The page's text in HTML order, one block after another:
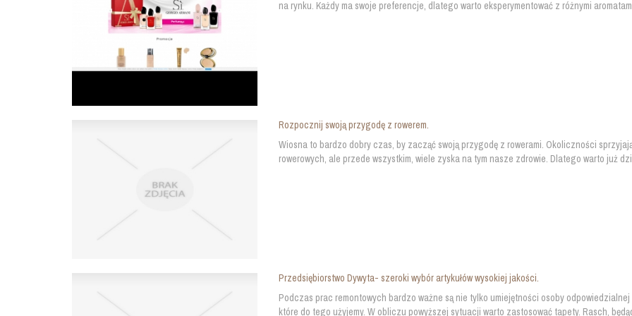
na rynku. Każdy ma swoje preferencje, dlatego warto eksperymentować z różnymi
Rozpocznij swoją przygodę z rowerem.
Wiosna to bardzo dobry czas, by zacząć swoją przygodę z rowerami. Okoliczności
rowerowych, ale przede wszystkim, wiele zyska na tym nasze zdrowie. Dlatego warto już
Przedsiębiorstwo Dywyta- szeroki wybór artykułów wysokiej jakości.
Podczas prac remontowych bardzo ważne są nie tylko umiejętności osoby
które do tego użyjemy. W obliczu powyższej sytuacji warto zastosować tapety. Rasch,